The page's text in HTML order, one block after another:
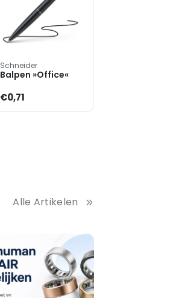
Schneider
Balpen »Office«
€0,71
Alle Artikelen